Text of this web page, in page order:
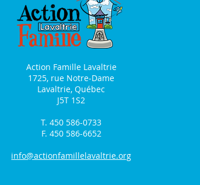
Action Famille Lavaltrie
1725, rue Notre-Dame
Lavaltrie, Québec
J5T 1S2
T. 450 586-0733
F. 450 586-6652
info@actionfamillelavaltrie.org